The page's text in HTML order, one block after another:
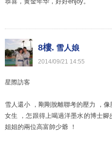
8樓. 雪人娘
2014/09/21 14:55
星際訪客
雪人還小 ，剛剛脫離聯考的壓力 ，
女生 ，怎跟得上喝過洋墨水的博士
姐姐的兩位高富帥少爺 ！